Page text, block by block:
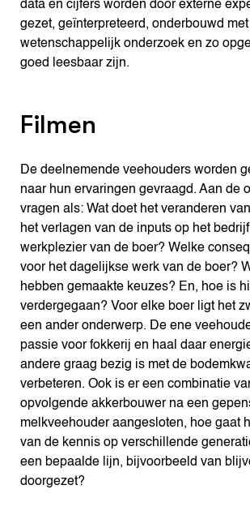
data en cijfers worden door externe
gezet, geïnterpreteerd, onderbouwd met
wetenschappelijk onderzoek en zo
goed leesbaar zijn.
Filmen
De deelnemende veehouders worden
naar hun ervaringen gevraagd. Aan de
vragen als: Wat doet het veranderen
het verlagen van de inputs op het
werkplezier van de boer? Welke
voor het dagelijkse werk van de boer?
hebben gemaakte keuzes? En, hoe is
verdergegaan? Voor elke boer ligt het
een ander onderwerp. De ene
passie voor fokkerij en haal daar
andere graag bezig is met de
verbeteren. Ook is er een combinatie
opvolgende akkerbouwer na een
melkveehouder aangesloten, hoe gaat
van de kennis op verschillende
een bepaalde lijn, bijvoorbeeld van
doorgezet?